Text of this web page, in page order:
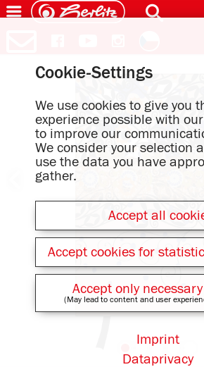
Cookie-Settings
We use cookies to give you
experience possible with
to improve our
We consider your selection
use the data you have
gather.
Accept all
Accept cookies for
Accept only
(May lead to content and user
Dataprivacy
Imprint